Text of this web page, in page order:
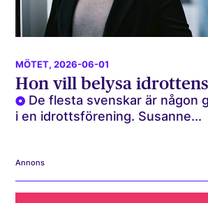
MÖTET, 2026-06-01
Hon vill belysa
De flesta svenskar är någon
i en idrottsförening. Susanne...
Annons